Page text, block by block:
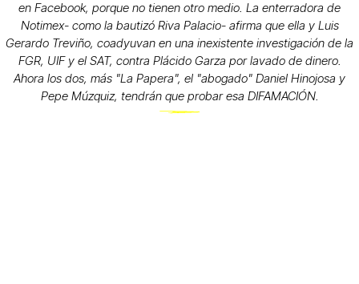
en Facebook, porque no tienen otro medio. La enterradora de
Notimex- como la bautizó Riva Palacio- afirma que ella y Luis
Gerardo Treviño, coadyuvan en una inexistente investigación de la
FGR, UIF y el SAT, contra Plácido Garza por lavado de dinero.
Ahora los dos, más "La Papera", el "abogado" Daniel Hinojosa y
Pepe Múzquiz, tendrán que probar esa DIFAMACIÓN.